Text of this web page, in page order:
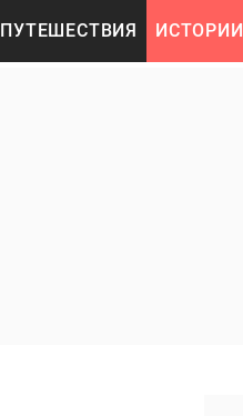
ПУТЕШЕСТВИЯ ИСТОРИИ